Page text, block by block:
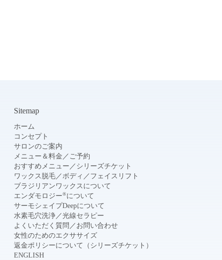
Sitemap
ホーム
コンセプト
サロンのご案内
メニュー＆料金 ／ ご予約
おすすめメニュー ／ シリーズチケット
ワックス脱毛／ボディ ／ フェイスリフト
ブラジリアンワックスについて
エンダモロジー®について
サーモシェイプDeepについて
水素毛穴洗浄／光線セラピー
よくいただく質問 ／ お問い合わせ
女性のためのエクササイズ
返金ポリシーについて（シリーズチケット）
ENGLISH